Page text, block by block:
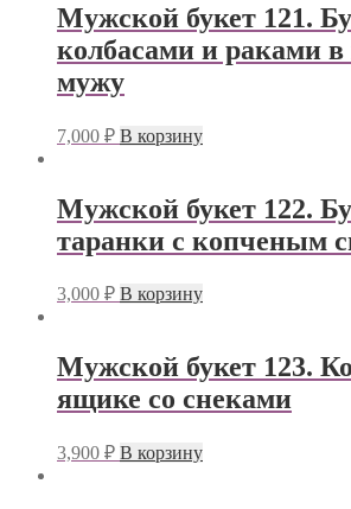
Мужской букет 121.
колбасами и раками в
мужу
7,000 ₽ В корзину
Мужской букет 122.
таранки с копченым
3,000 ₽ В корзину
Мужской букет 123.
ящике со снеками
3,900 ₽ В корзину